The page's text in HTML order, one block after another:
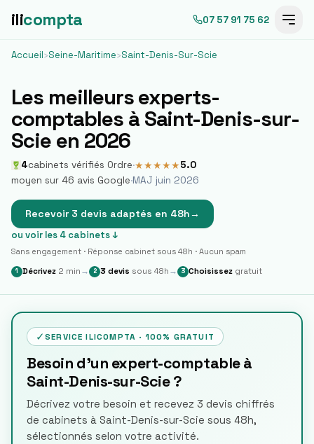
ilicompta 07 57 91 75 62
Accueil›Seine-Maritime›Saint-Denis-Sur-Scie
Les meilleurs experts-
comptables à Saint-Denis-sur-
Scieen 2026
4cabinets vérifiés Ordre·★★★★★5.0
moyen sur 46 avis Google·MAJ juin 2026
Recevoir 3 devis adaptés en 48h→
ou voir les 4 cabinets ↓
Sans engagement · Réponse cabinet sous 48h · Aucun spam
1 Décrivez 2 min → 2 3 devis sous 48h → 3 Choisissez gratuit
✓ SERVICE ILICOMPTA · 100% GRATUIT
Besoin d'un expert-comptable à
Saint-Denis-sur-Scie ?
Décrivez votre besoin et recevez 3 devis chiffrés
de cabinets à Saint-Denis-sur-Scie sous 48h,
sélectionnés selon votre activité.